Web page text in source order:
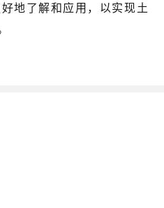
地了解和应用，以实现土